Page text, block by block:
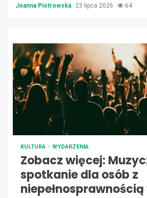
Joanna Piotrowska 23 lipca 2026 64
KULTURA WYDARZENIA
Zobacz więcej:
spotkanie dla osób z